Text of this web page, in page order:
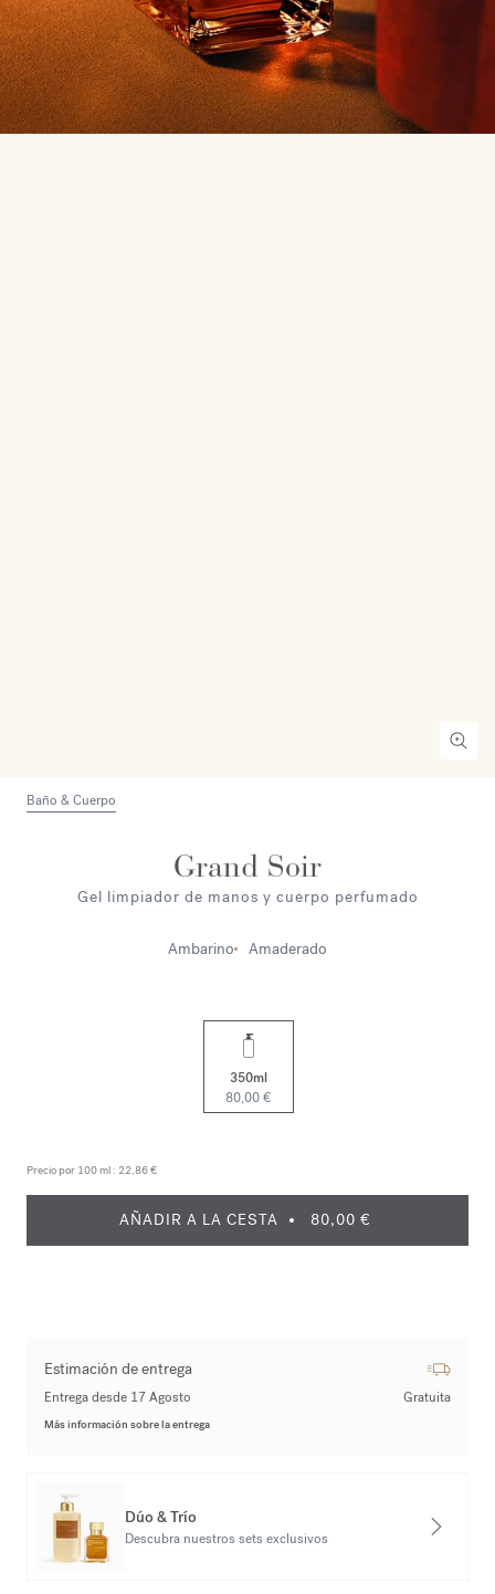
Baño & Cuerpo
Grand Soir
Gel limpiador de manos y cuerpo perfumado
Ambarino Amaderado
350ml
80,00 €
Precio por 100 ml : 22,86 €
AÑADIR A LA CESTA 80,00 €
Estimación de entrega
Entrega desde 17 Agosto Gratuita
Más información sobre la entrega
Dúo & Trío
Descubra nuestros sets exclusivos